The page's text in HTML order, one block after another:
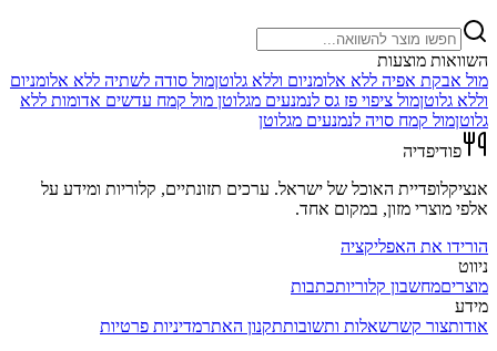
השוואות מוצעות
מול אבקת אפיה ללא אלומניום וללא גלוטןמול סודה לשתיה ללא אלומניום
וללא גלוטןמול ציפוי פז גס לנמנעים מגלוטן מול קמח עדשים אדומות ללא
גלוטןמול קמח סויה לנמנעים מגלוטן
פודיפדיה
אנציקלופדיית האוכל של ישראל. ערכים תזונתיים, קלוריות ומידע על
אלפי מוצרי מזון, במקום אחד.
הורידו את האפליקציה
ניווט
מוצריםמחשבון קלוריותכתבות
מידע
אודותצור קשרשאלות ותשובותתקנון האתרמדיניות פרטיות